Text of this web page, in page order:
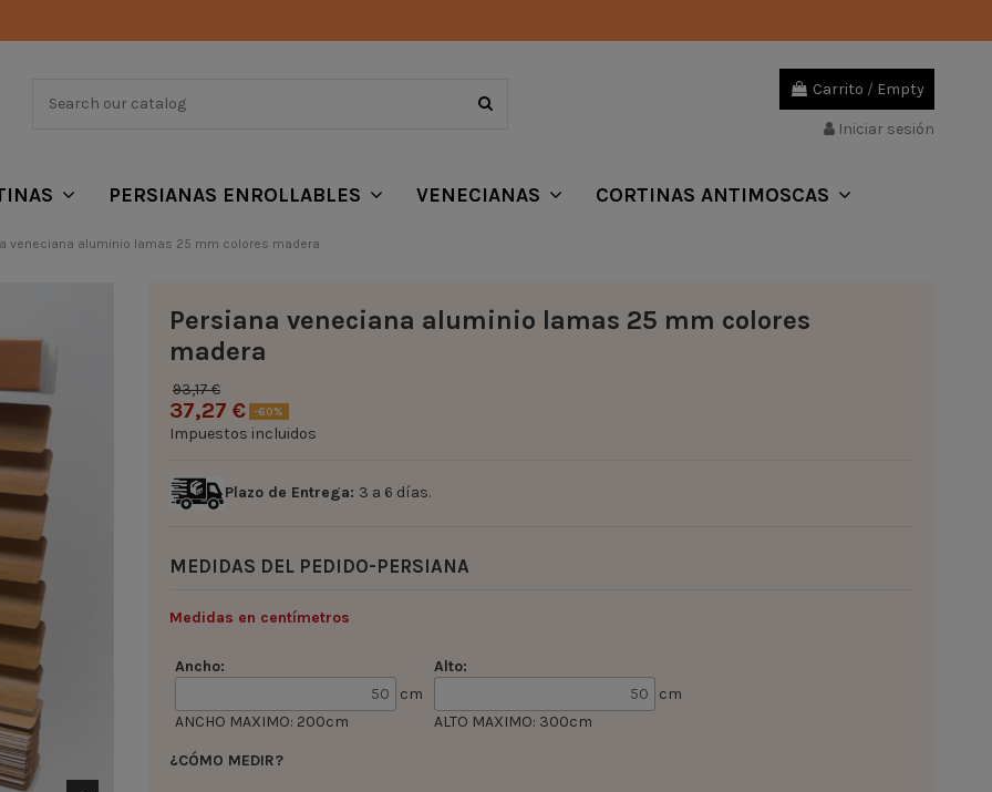
Carrito / Empty
Iniciar sesión
PERSIANAS ENROLLABLES VENECIANAS CORTINAS ANTIMOSCAS
veneciana aluminio lamas 25 mm colores madera
Persiana veneciana aluminio lamas 25 mm colores
madera
93,17 €
37,27 € -60%
Impuestos incluidos
Plazo de Entrega: 3 a 6 días.
MEDIDAS DEL PEDIDO-PERSIANA
Medidas en centímetros
Ancho:
cm
ANCHO MAXIMO: 200cm
Alto:
cm
ALTO MAXIMO: 300cm
¿CÓMO MEDIR?